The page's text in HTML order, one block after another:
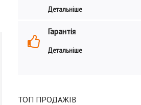
Детальніше
Гарантія
Детальніше
ТОП ПРОДАЖІВ